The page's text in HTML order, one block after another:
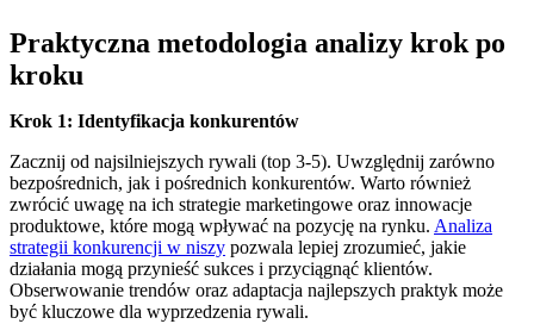
Praktyczna metodologia analizy krok po
kroku
Krok 1: Identyfikacja konkurentów
Zacznij od najsilniejszych rywali (top 3-5). Uwzględnij zarówno
bezpośrednich, jak i pośrednich konkurentów. Warto również
zwrócić uwagę na ich strategie marketingowe oraz innowacje
produktowe, które mogą wpływać na pozycję na rynku. Analiza
strategii konkurencji w niszy pozwala lepiej zrozumieć, jakie
działania mogą przynieść sukces i przyciągnąć klientów.
Obserwowanie trendów oraz adaptacja najlepszych praktyk może
być kluczowe dla wyprzedzenia rywali.